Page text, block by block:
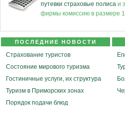
путевки страховые полиса и
фирмы комиссию в размере
ПОСЛЕДНИЕ НОВОСТИ
Страхование туристов
Состояние мирового туризма
Гостиничные услуги, их структура
Туризм в Приморских зонах
Порядок подачи блюд